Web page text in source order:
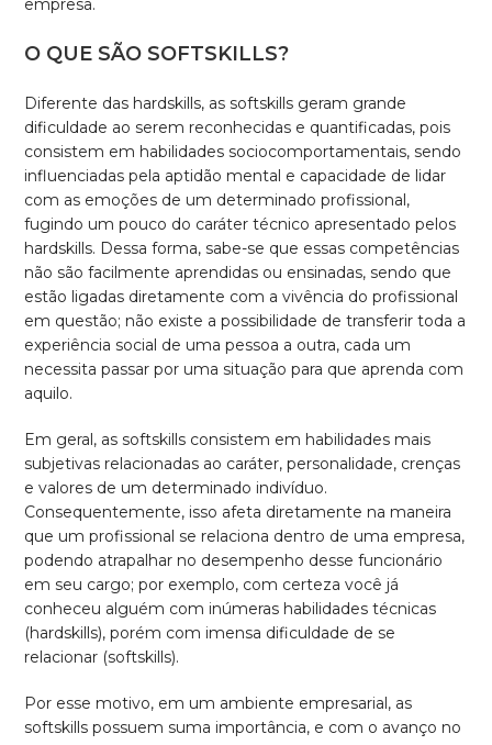
O QUE SÃO SOFTSKILLS?
Diferente das hardskills, as softskills geram grande
dificuldade ao serem reconhecidas e quantificadas, pois
consistem em habilidades sociocomportamentais, sendo
influenciadas pela aptidão mental e capacidade de lidar
com as emoções de um determinado profissional,
fugindo um pouco do caráter técnico apresentado pelos
hardskills. Dessa forma, sabe-se que essas competências
não são facilmente aprendidas ou ensinadas, sendo que
estão ligadas diretamente com a vivência do profissional
em questão; não existe a possibilidade de transferir toda a
experiência social de uma pessoa a outra, cada um
necessita passar por uma situação para que aprenda com
aquilo.
Em geral, as softskills consistem em habilidades mais
subjetivas relacionadas ao caráter, personalidade, crenças
e valores de um determinado indivíduo.
Consequentemente, isso afeta diretamente na maneira
que um profissional se relaciona dentro de uma empresa,
podendo atrapalhar no desempenho desse funcionário
em seu cargo; por exemplo, com certeza você já
conheceu alguém com inúmeras habilidades técnicas
(hardskills), porém com imensa dificuldade de se
relacionar (softskills).
Por esse motivo, em um ambiente empresarial, as
softskills possuem suma importância, e com o avanço no